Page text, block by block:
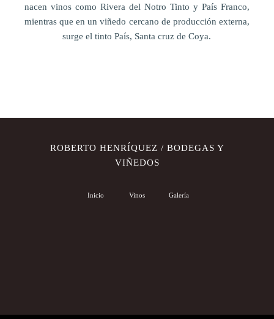
nacen vinos como Rivera del Notro Tinto y País Franco,
mientras que en un viñedo cercano de producción externa,
surge el tinto País, Santa cruz de Coya.
ROBERTO HENRÍQUEZ / BODEGAS Y
VIÑEDOS
Inicio Vinos Galería